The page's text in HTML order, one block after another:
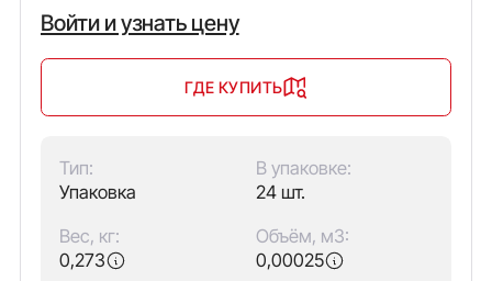
Войти и узнать цену
ГДЕ КУПИТЬ
Тип:
Упаковка
В упаковке:
24 шт.
Вес, кг:
0,273
Объём, м3:
0,00025